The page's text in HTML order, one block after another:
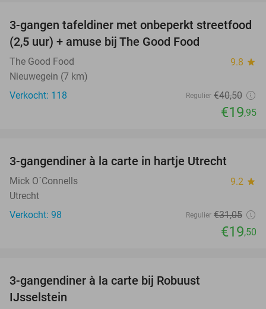
51%
3-gangen tafeldiner met onbeperkt streetfood
(2,5 uur) + amuse bij The Good Food
The Good Food 9.8 star
Nieuwegein (7 km)
Verkocht: 118
Regulier €40,50
€19,95
3-gangendiner à la carte in hartje Utrecht
Mick O´Connells 9.2 star
Utrecht
Verkocht: 98
Regulier €31,05
€19,50
3-gangendiner à la carte bij Robuust
IJsselstein